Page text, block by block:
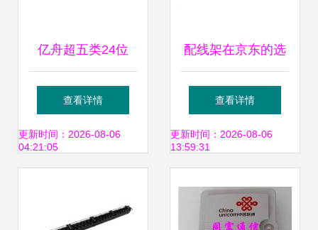
亿舟超五类24位
RJ45座配线架
B198 综合布线的
查看详情
更新时间：2026-08-06
04:21:05
配线架在京东的选
购指南 价格、评价
与实用场景分析
查看详情
更新时间：2026-08-06
13:59:31